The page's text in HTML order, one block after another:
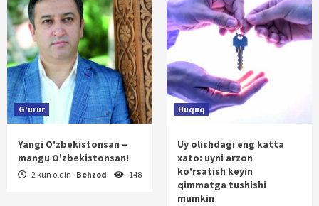
G'urur
Yangi O'zbekistonsan –
mangu O'zbekistonsan!
2 kun oldin Behzod 148
Huquq
Uy olishdagi eng katta
xato: uyni arzon
ko'rsatish keyin
qimmatga tushishi
mumkin